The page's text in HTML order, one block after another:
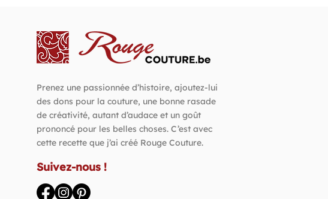
Prenez une passionnée d’histoire, ajoutez-lui
des dons pour la couture, une bonne rasade
de créativité, autant d’audace et un goût
prononcé pour les belles choses. C’est avec
cette recette que j’ai créé Rouge Couture.
Suivez-nous !